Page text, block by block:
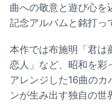
曲への敬意と遊び心を
記念アルバムと銘打っ
本作では布施明「君は
恋人」など、昭和を彩
アレンジした16曲の
ンが生み出す独自の世